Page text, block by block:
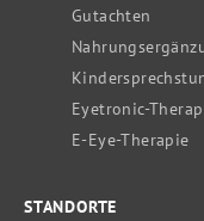
Gutachten
Eyetronic-
E-Eye-Therapie
STANDORTE